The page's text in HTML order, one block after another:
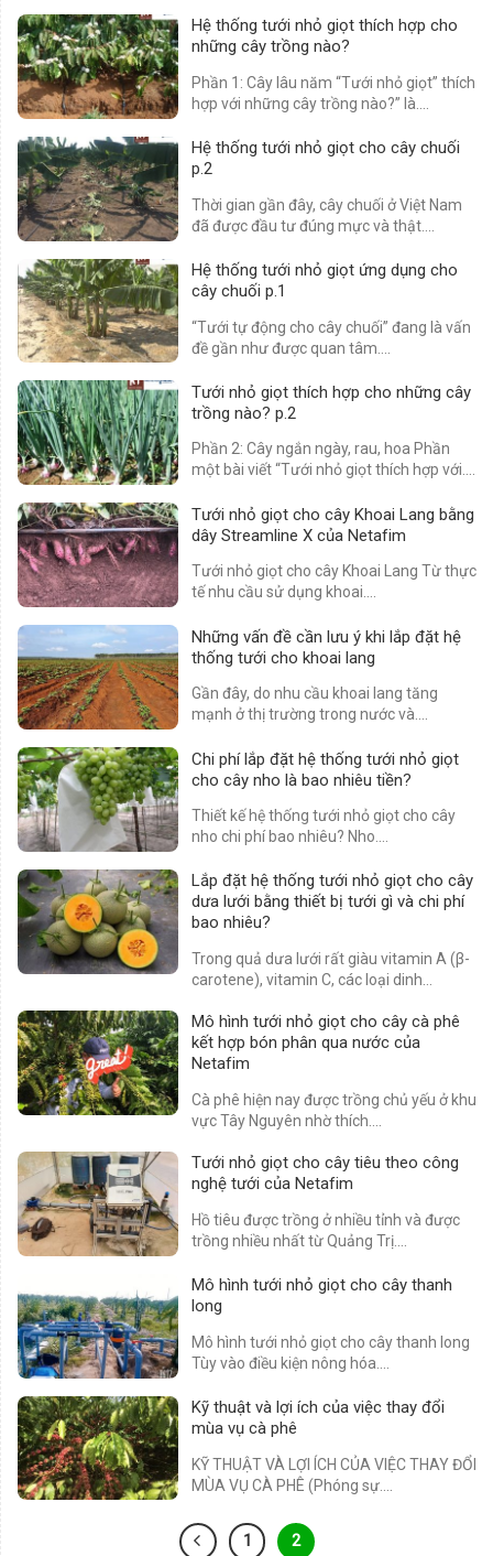
Hệ thống tưới nhỏ giọt thích hợp cho
những cây trồng nào?
Phần 1: Cây lâu năm “Tưới nhỏ giọt” thích
hợp với những cây trồng nào?” là....
Hệ thống tưới nhỏ giọt cho cây chuối
p.2
Thời gian gần đây, cây chuối ở Việt Nam
đã được đầu tư đúng mực và thật....
Hệ thống tưới nhỏ giọt ứng dụng cho
cây chuối p.1
“Tưới tự động cho cây chuối” đang là vấn
đề gần như được quan tâm....
Tưới nhỏ giọt thích hợp cho những cây
trồng nào? p.2
Phần 2: Cây ngắn ngày, rau, hoa Phần
một bài viết “Tưới nhỏ giọt thích hợp với....
Tưới nhỏ giọt cho cây Khoai Lang bằng
dây Streamline X của Netafim
Tưới nhỏ giọt cho cây Khoai Lang Từ thực
tế nhu cầu sử dụng khoai....
Những vấn đề cần lưu ý khi lắp đặt hệ
thống tưới cho khoai lang
Gần đây, do nhu cầu khoai lang tăng
mạnh ở thị trường trong nước và....
Chi phí lắp đặt hệ thống tưới nhỏ giọt
cho cây nho là bao nhiêu tiền?
Thiết kế hệ thống tưới nhỏ giọt cho cây
nho chi phí bao nhiêu? Nho....
Lắp đặt hệ thống tưới nhỏ giọt cho cây
dưa lưới bằng thiết bị tưới gì và chi phí
bao nhiêu?
Trong quả dưa lưới rất giàu vitamin A (β-
carotene), vitamin C, các loại dinh
Mô hình tưới nhỏ giọt cho cây cà phê
kết hợp bón phân qua nước của
Netafim
Cà phê hiện nay được trồng chủ yếu ở khu
vực Tây Nguyên nhờ thích....
Tưới nhỏ giọt cho cây tiêu theo công
nghệ tưới của Netafim
Hồ tiêu được trồng ở nhiều tỉnh và được
trồng nhiều nhất từ Quảng Trị....
Mô hình tưới nhỏ giọt cho cây thanh
long
Mô hình tưới nhỏ giọt cho cây thanh long
Tùy vào điều kiện nông hóa....
Kỹ thuật và lợi ích của việc thay đổi
mùa vụ cà phê
KỸ THUẬT VÀ LỢI ÍCH CỦA VIỆC THAY ĐỔI
MÙA VỤ CÀ PHÊ (Phóng sự....
1 2